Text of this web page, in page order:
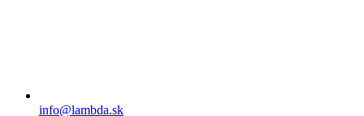
info@lambda.sk